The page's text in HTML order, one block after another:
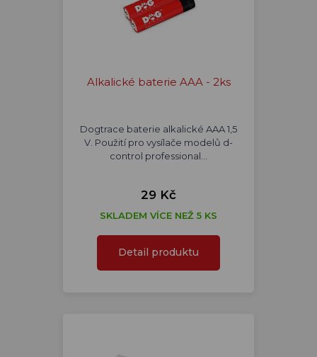
Alkalické baterie AAA - 2ks
Dogtrace baterie alkalické AAA 1,5
V. Použití pro vysílače modelů d-
control professional…
29 Kč
SKLADEM VÍCE NEŽ 5 KS
Detail produktu